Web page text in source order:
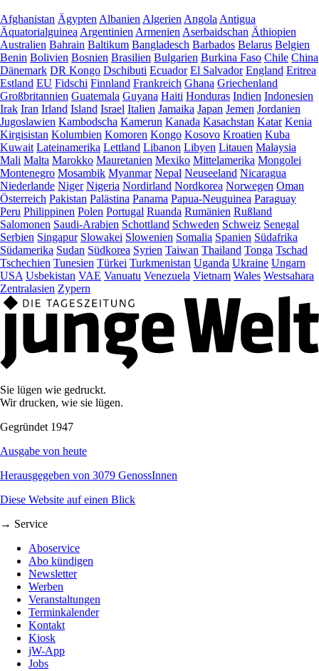
Afghanistan Ägypten Albanien Algerien Angola Antigua
Äquatorialguinea Argentinien Armenien Aserbaidschan Äthiopien
Australien Bahrain Baltikum Bangladesch Barbados Belarus Belgien
Benin Bolivien Bosnien Brasilien Bulgarien Burkina Faso Chile China
Dänemark DR Kongo Dschibuti Ecuador El Salvador England Eritrea
Estland EU Fidschi Finnland Frankreich Ghana Griechenland
Großbritannien Guatemala Guyana Haiti Honduras Indien Indonesien
Irak Iran Irland Island Israel Italien Jamaika Japan Jemen Jordanien
Jugoslawien Kambodscha Kamerun Kanada Kasachstan Katar Kenia
Kirgisistan Kolumbien Komoren Kongo Kosovo Kroatien Kuba
Kuwait Lateinamerika Lettland Libanon Libyen Litauen Malaysia
Mali Malta Marokko Mauretanien Mexiko Mittelamerika Mongolei
Montenegro Mosambik Myanmar Nepal Neuseeland Nicaragua
Niederlande Niger Nigeria Nordirland Nordkorea Norwegen Oman
Österreich Pakistan Palästina Panama Papua-Neuguinea Paraguay
Peru Philippinen Polen Portugal Ruanda Rumänien Rußland
Salomonen Saudi-Arabien Schottland Schweden Schweiz Senegal
Serbien Singapur Slowakei Slowenien Somalia Spanien Südafrika
Südamerika Sudan Südkorea Syrien Taiwan Thailand Tonga Tschad
Tschechien Tunesien Türkei Turkmenistan Uganda Ukraine Ungarn
USA Usbekistan VAE Vanuatu Venezuela Vietnam Wales Westsahara
Zentralasien Zypern
Sie lügen wie gedruckt.
Wir drucken, wie sie lügen.
Gegründet 1947
Ausgabe von heute
Herausgegeben von 3079 GenossInnen
Diese Website auf einen Blick
→ Service
Aboservice
Abo kündigen
Newsletter
Werben
Veranstaltungen
Terminkalender
Kontakt
Kiosk
jW-App
Jobs